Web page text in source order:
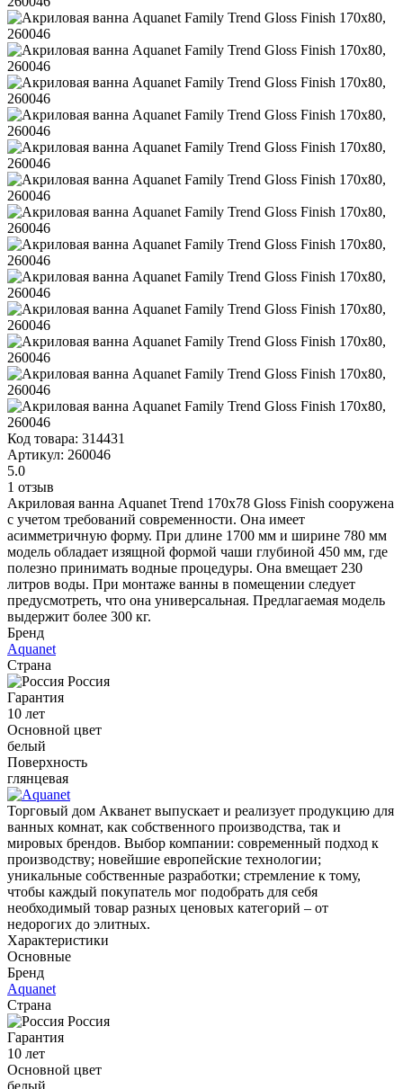
Код товара: 314431
Артикул: 260046
5.0
1 отзыв
Акриловая ванна Aquanet Trend 170x78 Gloss Finish сооружена
с учетом требований современности. Она имеет
асимметричную форму. При длине 1700 мм и ширине 780 мм
модель обладает изящной формой чаши глубиной 450 мм, где
полезно принимать водные процедуры. Она вмещает 230
литров воды. При монтаже ванны в помещении следует
предусмотреть, что она универсальная. Предлагаемая модель
выдержит более 300 кг.
Бренд
Aquanet
Страна
Россия
Гарантия
10 лет
Основной цвет
белый
Поверхность
глянцевая
Торговый дом Акванет выпускает и реализует продукцию для
ванных комнат, как собственного производства, так и
мировых брендов. Выбор компании: современный подход к
производству; новейшие европейские технологии;
уникальные собственные разработки; стремление к тому,
чтобы каждый покупатель мог подобрать для себя
необходимый товар разных ценовых категорий – от
недорогих до элитных.
Характеристики
Основные
Бренд
Aquanet
Страна
Россия
Гарантия
10 лет
Основной цвет
белый